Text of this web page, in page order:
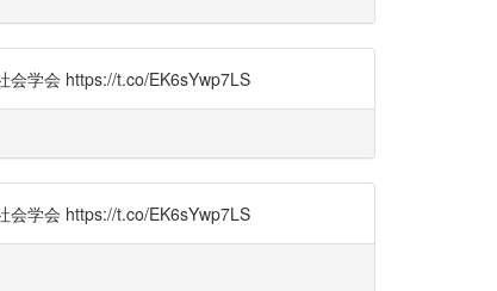
会学会 https://t.co/EK6sYwp7LS
会学会 https://t.co/EK6sYwp7LS